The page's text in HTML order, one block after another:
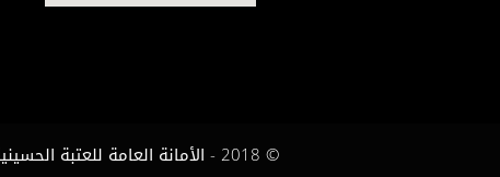
© 2018 - الأمانة العامة للعتبة الحسينية المقدسة